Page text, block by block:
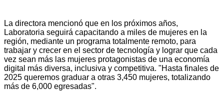
La directora mencionó que en los próximos años,
Laboratoria seguirá capacitando a miles de mujeres en la
región, mediante un programa totalmente remoto, para
trabajar y crecer en el sector de tecnología y lograr que cada
vez sean más las mujeres protagonistas de una economía
digital más diversa, inclusiva y competitiva. "Hasta finales de
2025 queremos graduar a otras 3,450 mujeres, totalizando
más de 6,000 egresadas".